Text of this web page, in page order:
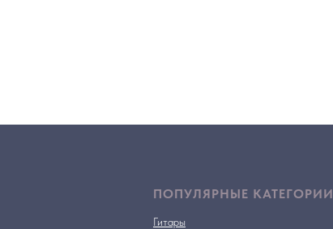
ПОПУЛЯРНЫЕ КАТЕГОРИИ
Гитары